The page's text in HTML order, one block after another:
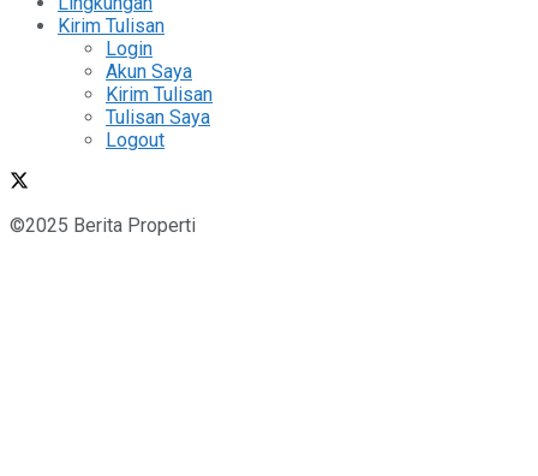
Kirim Tulisan
Login
Akun Saya
Kirim Tulisan
Tulisan Saya
Logout
©2025 Berita Properti